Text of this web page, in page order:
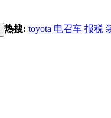
热搜: toyota 电召车 报税